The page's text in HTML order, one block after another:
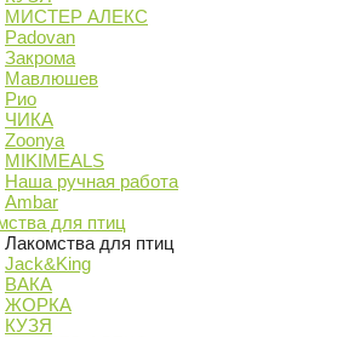
МИСТЕР АЛЕКС
Padovan
Закрома
Мавлюшев
Рио
ЧИКА
Zoonya
MIKIMEALS
Наша ручная работа
Ambar
для птиц
Лакомства для птиц
Jack&King
ВАКА
ЖОРКА
КУЗЯ